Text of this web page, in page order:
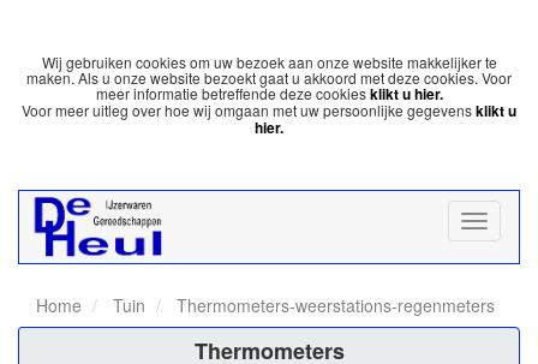
Wij gebruiken cookies om uw bezoek aan onze website makkelijker te
maken. Als u onze website bezoekt gaat u akkoord met deze cookies. Voor
meer informatie betreffende deze cookiesklikt u hier.
Voor meer uitleg over hoe wij omgaan met uw persoonlijke gegevensklikt u
hier.
Home Tuin Thermometers-weerstations-regenmeters
Thermometers